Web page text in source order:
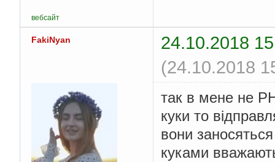
вебсайт
FakiNyan
24.10.2018
(24.10.2018
так в мене не
куки то
вони
куками